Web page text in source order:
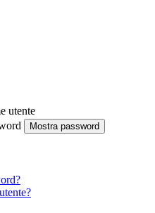
utente
Mostra password